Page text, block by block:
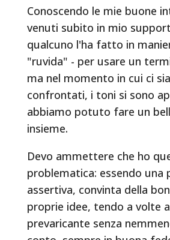
Conoscendo le mie buone
venuti subito in mio
qualcuno l'ha fatto in
"ruvida" - per usare un
ma nel momento in cui ci
confrontati, i toni si sono
abbiamo potuto fare un
insieme.
Devo ammettere che ho
problematica: essendo una
assertiva, convinta della
proprie idee, tendo a volte
prevaricante senza